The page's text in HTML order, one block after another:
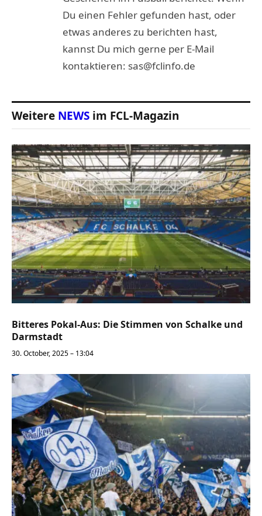
Du einen Fehler gefunden hast, oder
etwas anderes zu berichten hast,
kannst Du mich gerne per E-Mail
kontaktieren: sas@fclinfo.de
Weitere NEWS im FCL-Magazin
Bitteres Pokal-Aus: Die Stimmen von Schalke und
Darmstadt
30. October, 2025 – 13:04